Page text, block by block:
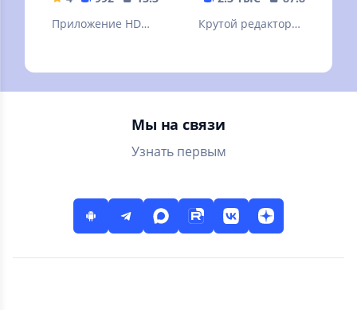
ФИЛЬМЫ.
Приложение HD
Premium ТВ. Более
300 каналов
Крутой редактор
количество
фотофильтров и
Мы на связи
Узнать первым